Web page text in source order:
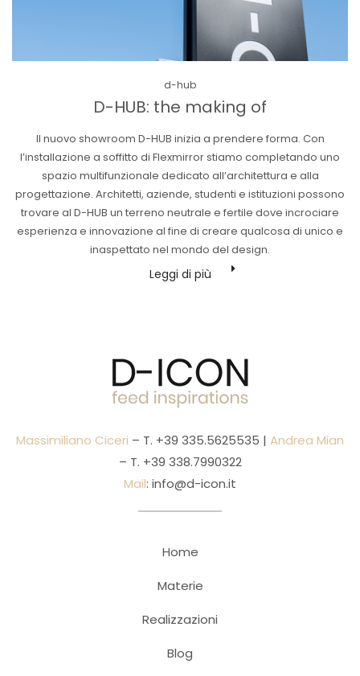
Posted
in
d-hub
D-HUB: the making of
Il nuovo showroom D-HUB inizia a prendere forma. Con
l’installazione a soffitto di Flexmirror stiamo completando uno
spazio multifunzionale dedicato all’architettura e alla
progettazione. Architetti, aziende, studenti e istituzioni possono
trovare al D-HUB un terreno neutrale e fertile dove incrociare
esperienza e innovazione al fine di creare qualcosa di unico e
inaspettato nel mondo del design.
Leggi di più
Massimiliano Ciceri – T. +39 335.5625535 | Andrea Mian
– T. +39 338.7990322
Mail: info@d-icon.it
Home
Materie
Realizzazioni
Blog